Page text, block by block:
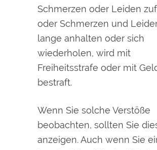
Schmerzen oder Leiden
oder Schmerzen und
lange anhalten oder sich
wiederholen, wird mit
Freiheitsstrafe oder mit
bestraft.
Wenn Sie solche Verstöße
beobachten, sollten Sie
anzeigen. Auch wenn Sie